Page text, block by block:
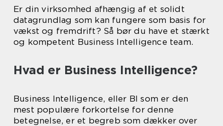
Er din virksomhed afhængig af et solidt
datagrundlag som kan fungere som basis for
vækst og fremdrift? Så bør du have et stærkt
og kompetent Business Intelligence team.
Hvad er Business Intelligence?
Business Intelligence, eller BI som er den
mest populære forkortelse for denne
betegnelse, er et begreb som dækker over